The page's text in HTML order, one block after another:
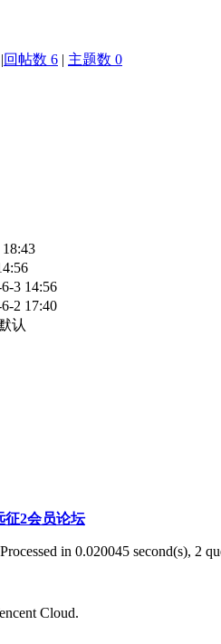
|回帖数 6 | 主题数 0
3 14:56
2 17:40
认
征2会员论坛
in 0.020045 second(s), 2
Cloud.